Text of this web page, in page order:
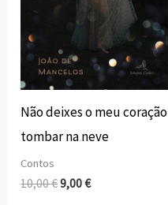
Não deixes o meu coração
tombar na neve
Contos
10,00€9,00€